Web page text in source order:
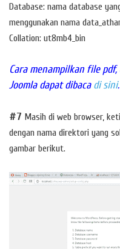
Database: nama database
menggunakan nama
Collation: ut8mb4_bin
Cara menampilkan file
Joomla dapat dibacadi sini.
#7 Masih di web browser,
dengan nama direktori yang
gambar berikut.